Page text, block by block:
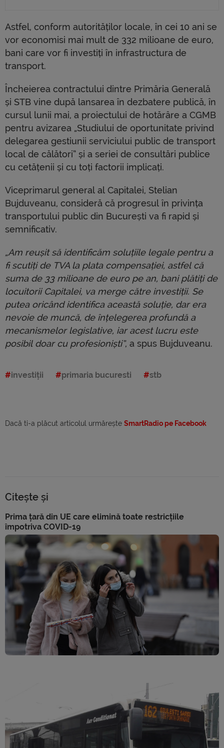
Astfel, conform autorităților locale, în cei 10 ani se
vor economisi mai mult de 332 milioane de euro,
bani care vor fi investiți în infrastructura de
transport.
Încheierea contractului dintre Primăria Generală
și STB vine după lansarea în dezbatere publică, în
cursul lunii mai, a proiectului de hotărâre a CGMB
pentru avizarea „Studiului de oportunitate privind
delegarea gestiunii serviciului public de transport
local de călători” și a seriei de consultări publice
cu cetățenii și cu toți factorii implicați.
Viceprimarul general al Capitalei, Stelian
Bujduveanu, consideră că progresul în privința
transportului public din București va fi rapid și
semnificativ.
„Am reușit să identificăm soluțiile legale pentru a
fi scutiți de TVA la plata compensației, astfel că
suma de 33 milioane de euro pe an, bani plătiți de
locuitorii Capitalei, va merge către investiții. Se
putea oricând identifica această soluție, dar era
nevoie de muncă, de înțelegerea profundă a
mecanismelor legislative, iar acest lucru este
posibil doar cu profesioniști”, a spus Bujduveanu.
investiții primaria bucuresti stb
Dacă ti-a plăcut articolul urmărește SmartRadio pe Facebook
Citește și
Prima țară din UE care elimină toate restricțiile
împotriva COVID-19